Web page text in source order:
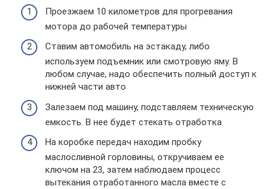
Проезжаем 10 километров для прогревания
мотора до рабочей температуры
Ставим автомобиль на эстакаду, либо
используем подъемник или смотровую яму. В
любом случае, надо обеспечить полный доступ к
нижней части авто
Залезаем под машину, подставляем техническую
емкость. В нее будет стекать отработка
На коробке передач находим пробку
маслосливной горловины, откручиваем ее
ключом на 23, затем наблюдаем процесс
вытекания отработанного масла вместе с